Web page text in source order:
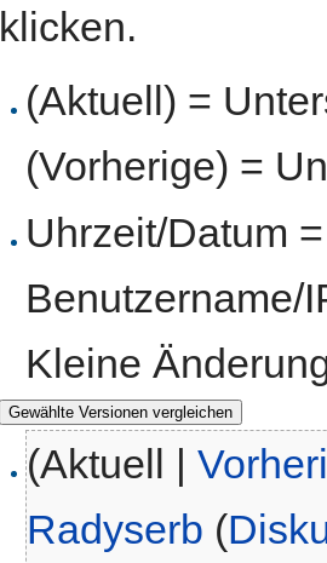
klicken.
(Aktuell) =
(Vorherige) =
Uhrzeit/Datum
Benutzername/
Kleine
(Aktuell |
Radyserb (